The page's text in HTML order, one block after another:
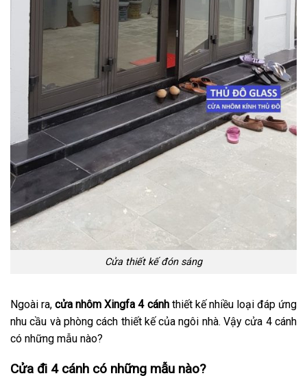
Cửa thiết kế đón sáng
Ngoài ra,cửa nhôm Xingfa 4 cánhthiết kế nhiều loại đáp ứng
nhu cầu và phòng cách thiết kế của ngôi nhà. Vậy cửa 4 cánh
có những mẫu nào?
Cửa đi 4 cánh có những mẫu nào?